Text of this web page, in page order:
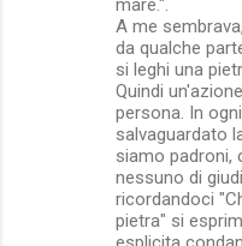
A me
da qualche
si leghi una
Quindi
persona. In
salvaguardato
siamo padroni,
nessuno di
ricordandoci
pietra" si